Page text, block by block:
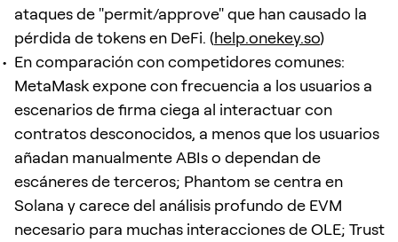
ataques de "permit/approve" que han causado la
pérdida de tokens en DeFi. (help.onekey.so)
En comparación con competidores comunes:
MetaMask expone con frecuencia a los usuarios a
escenarios de firma ciega al interactuar con
contratos desconocidos, a menos que los usuarios
añadan manualmente ABIs o dependan de
escáneres de terceros; Phantom se centra en
Solana y carece del análisis profundo de EVM
necesario para muchas interacciones de OLE; Trust